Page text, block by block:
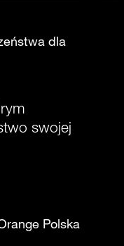
dla
swojej
Polska